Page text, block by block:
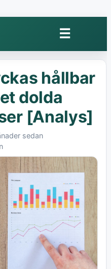
☰Öppna
meny
hållbar
dolda
[Analys]
sedan